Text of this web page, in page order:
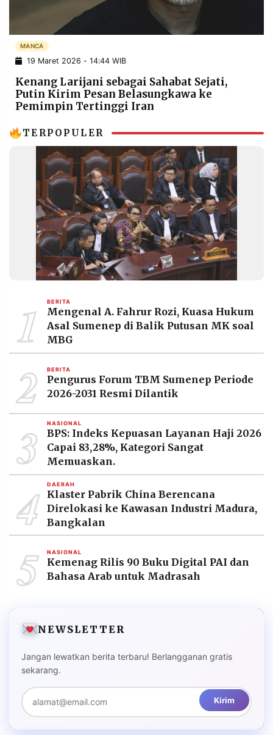
POLICY WARGA
INFORMASI
IKLAN
KIRIM
PENGADUAN TERM
OF
SERVICE
IKUTI
RESOLUSI
MEDIA
©
Resolusi.co
-
PT.
RESOLUSI
MEDIA
PRAMUDITA
MANCA
19 Maret 2026 - 14:44 WIB
Kenang Larijani sebagai Sahabat Sejati,
Putin Kirim Pesan Belasungkawa ke
Pemimpin Tertinggi Iran
TERPOPULER
1 BERITA
Mengenal A. Fahrur Rozi, Kuasa Hukum
Asal Sumenep di Balik Putusan MK soal
MBG
2 BERITA
Pengurus Forum TBM Sumenep Periode
2026-2031 Resmi Dilantik
3 NASIONAL
BPS: Indeks Kepuasan Layanan Haji 2026
Capai 83,28%, Kategori Sangat
Memuaskan.
4 DAERAH
Klaster Pabrik China Berencana
Direlokasi ke Kawasan Industri Madura,
Bangkalan
5 NASIONAL
Kemenag Rilis 90 Buku Digital PAI dan
Bahasa Arab untuk Madrasah
NEWSLETTER
Jangan lewatkan berita terbaru! Berlangganan gratis
sekarang.
Kirim